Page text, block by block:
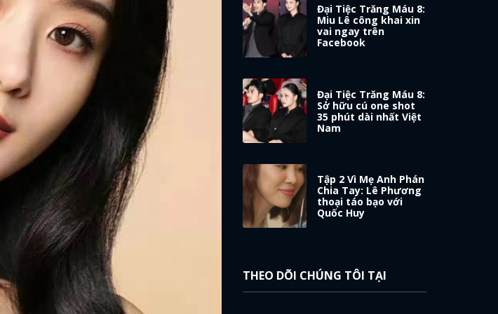
Đại Tiệc Trăng Máu 8:
Miu Lê công khai xin
vai ngay trên
Facebook
Đại Tiệc Trăng Máu 8:
Sở hữu cú one shot
35 phút dài nhất Việt
Nam
Tập 2 Vì Mẹ Anh Phán
Chia Tay: Lê Phương
thoại táo bạo với
Quốc Huy
THEO DÕI CHÚNG TÔI TẠI